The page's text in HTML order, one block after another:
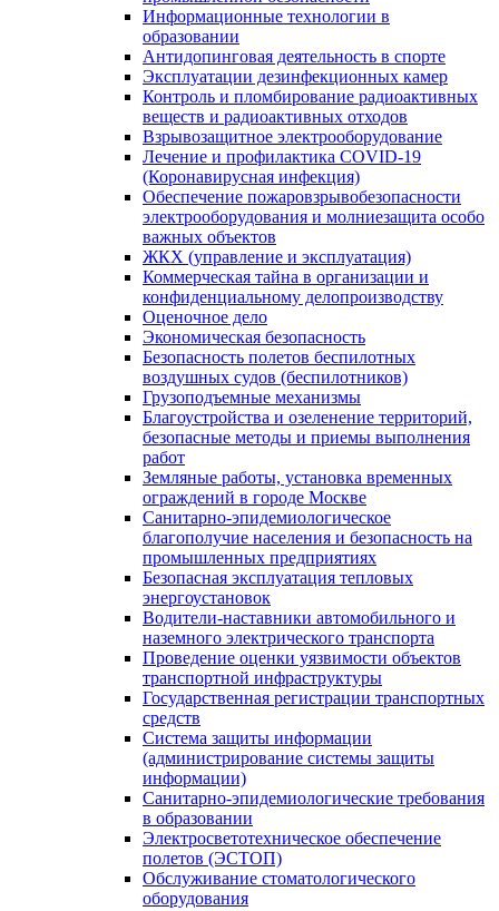
Информационные технологии в
образовании
Антидопинговая деятельность в спорте
Эксплуатации дезинфекционных камер
Контроль и пломбирование радиоактивных
веществ и радиоактивных отходов
Взрывозащитное электрооборудование
Лечение и профилактика COVID-19
(Коронавирусная инфекция)
Обеспечение пожаровзрывобезопасности
электрооборудования и молниезащита особо
важных объектов
ЖКХ (управление и эксплуатация)
Коммерческая тайна в организации и
конфиденциальному делопроизводству
Оценочное дело
Экономическая безопасность
Безопасность полетов беспилотных
воздушных судов (беспилотников)
Грузоподъемные механизмы
Благоустройства и озеленение территорий,
безопасные методы и приемы выполнения
работ
Земляные работы, установка временных
ограждений в городе Москве
Санитарно-эпидемиологическое
благополучие населения и безопасность на
промышленных предприятиях
Безопасная эксплуатация тепловых
энергоустановок
Водители-наставники автомобильного и
наземного электрического транспорта
Проведение оценки уязвимости объектов
транспортной инфраструктуры
Государственная регистрации транспортных
средств
Система защиты информации
(администрирование системы защиты
информации)
Санитарно-эпидемиологические требования
в образовании
Электросветотехническое обеспечение
полетов (ЭСТОП)
Обслуживание стоматологического
оборудования